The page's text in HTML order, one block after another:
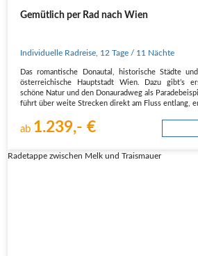
Gemütlich per Rad nach Wien
Individuelle Radreise 12 Tage / 11 Nächte
Das romantische Donautal, historische Städte
österreichische Hauptstadt Wien. Dazu gibt’s
schöne Natur und den Donauradweg als
führt über weite Strecken direkt am Fluss entlang,
ab 1.239,- €
Radetappe zwischen Melk und Traismauer